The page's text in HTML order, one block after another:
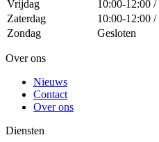
Vrijdag
10:00-12:00
Zaterdag
10:00-12:00
Zondag
Gesloten
Over ons
Nieuws
Contact
Over ons
Diensten